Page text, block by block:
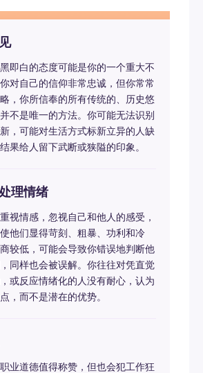
即白的态度可能是你的一个重大不
对自己的信仰非常忠诚，但你常常
，你所信奉的所有传统的、历史悠
不是唯一的方法。你可能无法识别
，可能对生活方式标新立异的人缺
果给人留下武断或狭隘的印象。
理情绪
视情感，忽视自己和他人的感受，
他们显得苛刻、粗暴、功利和冷
较低，可能会导致你错误地判断他
同样也会被误解。你往往对凭直觉
或反应情绪化的人没有耐心，认为
，而不是潜在的优势。
业道德值得称赞，但也会犯工作狂